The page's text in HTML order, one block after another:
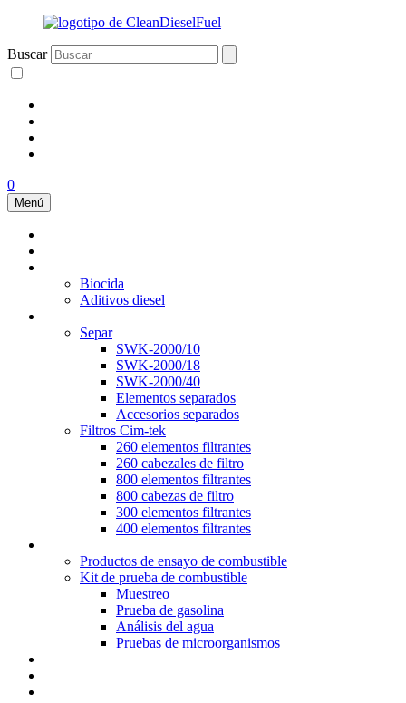
Buscar
0
Menú
Biocida
Aditivos diesel
Separ
SWK-2000/10
SWK-2000/18
SWK-2000/40
Elementos separados
Accesorios separados
Filtros Cim-tek
260 elementos filtrantes
260 cabezales de filtro
800 elementos filtrantes
800 cabezas de filtro
300 elementos filtrantes
400 elementos filtrantes
Productos de ensayo de combustible
Kit de prueba de combustible
Muestreo
Prueba de gasolina
Análisis del agua
Pruebas de microorganismos